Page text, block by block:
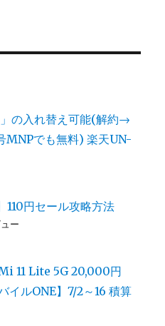
」の入れ替え可能(解約→
MNPでも無料) 楽天UN-
110円セール攻略方法
ー
11 Lite 5G 20,000円
イルONE】7/2～16 積算